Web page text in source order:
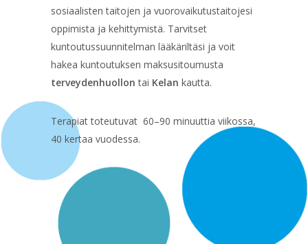
sosiaalisten taitojen ja vuorovaikutustaitojesi
oppimista ja kehittymistä. Tarvitset
kuntoutussuunnitelman lääkäriltäsi ja voit
hakea kuntoutuksen maksusitoumusta
terveydenhuollon tai Kelan kautta.
Terapiat toteutuvat 60–90 minuuttia viikossa,
40 kertaa vuodessa.